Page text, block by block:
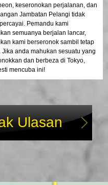
keseronokan perjalanan, dan
Jambatan Pelangi tidak
Pemandu kami
semuanya berjalan lancar,
kami berseronok sambil tetap
Jika anda mahukan sesuatu yang
dan berbeza di Tokyo,
mencuba ini!
Ulasan